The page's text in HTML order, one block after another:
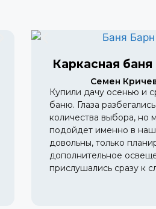
Каркасная баня
Семен
Купили дачу осенью и
баню. Глаза
количества выбора, но
подойдет именно в
довольны, только
дополнительное
прислушались сразу к